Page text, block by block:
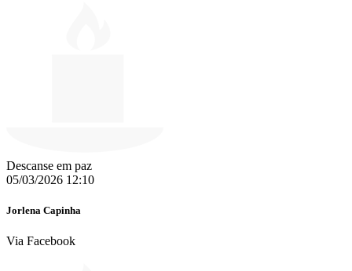
Descanse em paz
05/03/2026 12:10
Jorlena Capinha
Via Facebook